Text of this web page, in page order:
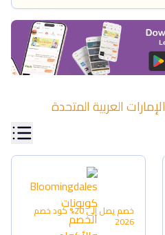
الإمارات العربية المتحدة
خصم يصل إلى 20% كود خصم
2026